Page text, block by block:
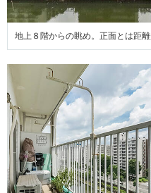
地上８階からの眺め。正面とは距